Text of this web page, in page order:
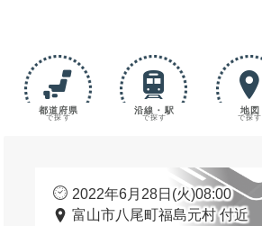
都道府県
で探す
沿線・駅
で探す
地図
で探す
2022年6月28日(火)08:00
富山市八尾町福島元村 付近